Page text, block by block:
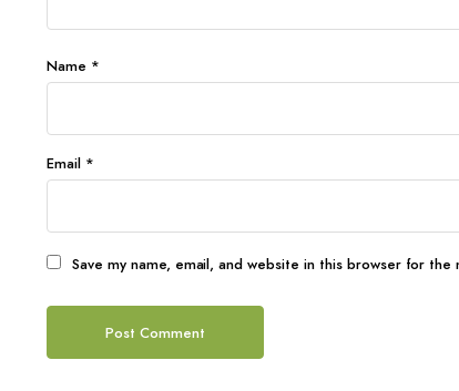
Name *
Email *
Save my name, email, and website in this browser for